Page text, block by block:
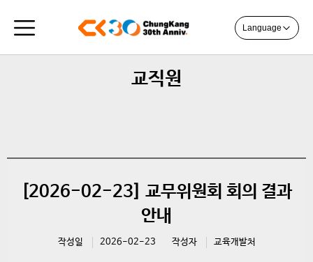
Language
교직원
[2026-02-23] 교무위원회 회의 결과
안내
작성일 2026-02-23 작성자 교육개발처